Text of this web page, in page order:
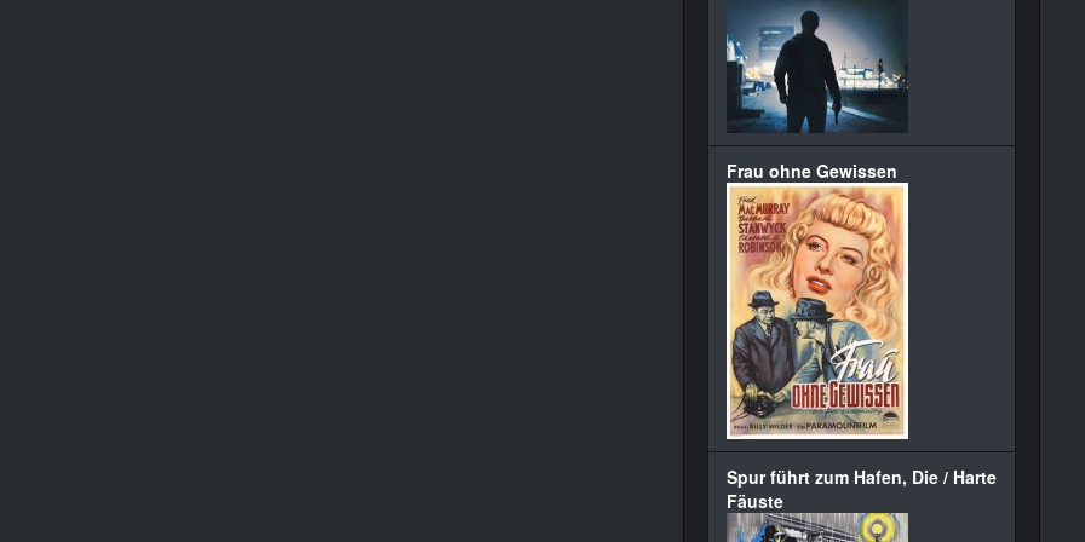
Frau ohne Gewissen
Spur führt zum Hafen, Die / Harte
Fäuste